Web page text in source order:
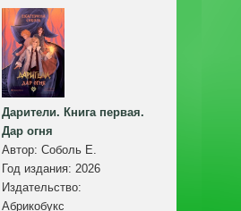
Дарители. Книга первая.
Дар огня
Автор: Соболь Е.
Год издания: 2026
Издательство:
Абрикобукс